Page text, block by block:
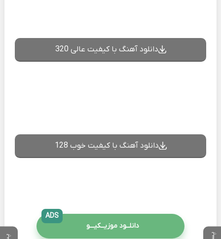
دانلود آهنگ با کیفیت عالی 320
دانلود آهنگ با کیفیت خوب 128
دانلــود موزیــکیـــو
ADS